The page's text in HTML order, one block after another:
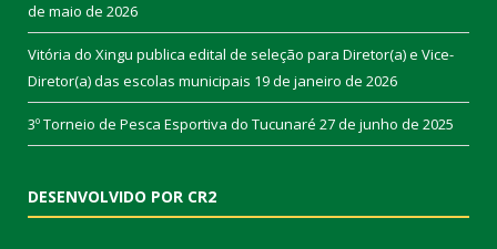
de maio de 2026
Vitória do Xingu publica edital de seleção para Diretor(a) e Vice-
Diretor(a) das escolas municipais 19 de janeiro de 2026
3º Torneio de Pesca Esportiva do Tucunaré 27 de junho de 2025
DESENVOLVIDO POR CR2